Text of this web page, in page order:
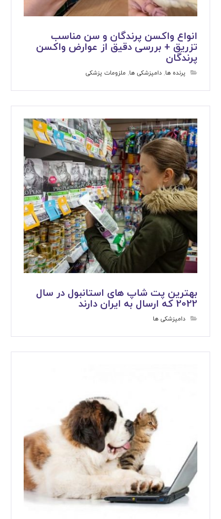
انواع واکسن پرندگان و سن مناسب
تزریق + بررسی دقیق از عوارض واکسن
پرندگان
پرنده ها,دامپزشکی ها, ملزومات پزشکی
بهترین پت شاپ های استانبول در سال
2022 که ارسال به ایران دارند
دامپزشکی ها